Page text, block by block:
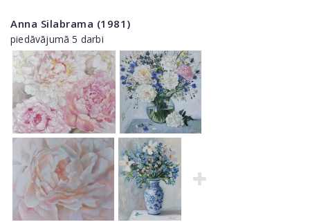
Anna Silabrama (1981)
piedāvājumā 5 darbi